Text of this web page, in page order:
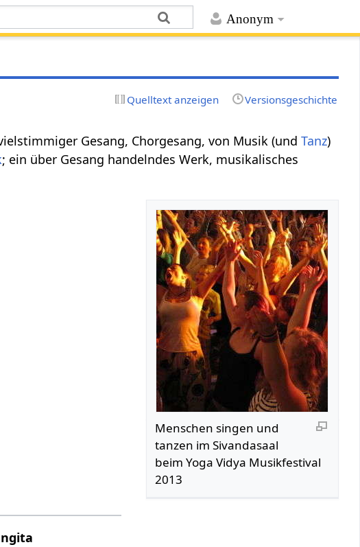
Anonym
Quelltext anzeigen Versionsgeschichte
Gesang, Chorgesang, von Musik (undTanz)
; ein über Gesang handelndes Werk, musikalisches
Menschen singen und
tanzen im Sivandasaal
beim Yoga Vidya Musikfestival
2013